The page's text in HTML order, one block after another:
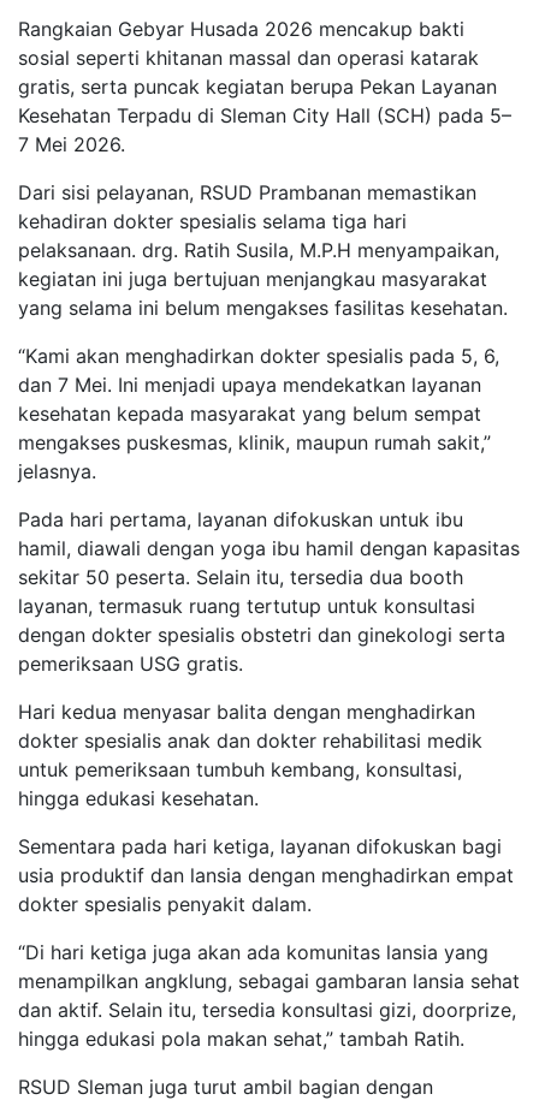
Rangkaian Gebyar Husada 2026 mencakup bakti
sosial seperti khitanan massal dan operasi katarak
gratis, serta puncak kegiatan berupa Pekan Layanan
Kesehatan Terpadu di Sleman City Hall (SCH) pada 5–
7 Mei 2026.
Dari sisi pelayanan, RSUD Prambanan memastikan
kehadiran dokter spesialis selama tiga hari
pelaksanaan. drg. Ratih Susila, M.P.H menyampaikan,
kegiatan ini juga bertujuan menjangkau masyarakat
yang selama ini belum mengakses fasilitas kesehatan.
“Kami akan menghadirkan dokter spesialis pada 5, 6,
dan 7 Mei. Ini menjadi upaya mendekatkan layanan
kesehatan kepada masyarakat yang belum sempat
mengakses puskesmas, klinik, maupun rumah sakit,”
jelasnya.
Pada hari pertama, layanan difokuskan untuk ibu
hamil, diawali dengan yoga ibu hamil dengan kapasitas
sekitar 50 peserta. Selain itu, tersedia dua booth
layanan, termasuk ruang tertutup untuk konsultasi
dengan dokter spesialis obstetri dan ginekologi serta
pemeriksaan USG gratis.
Hari kedua menyasar balita dengan menghadirkan
dokter spesialis anak dan dokter rehabilitasi medik
untuk pemeriksaan tumbuh kembang, konsultasi,
hingga edukasi kesehatan.
Sementara pada hari ketiga, layanan difokuskan bagi
usia produktif dan lansia dengan menghadirkan empat
dokter spesialis penyakit dalam.
“Di hari ketiga juga akan ada komunitas lansia yang
menampilkan angklung, sebagai gambaran lansia sehat
dan aktif. Selain itu, tersedia konsultasi gizi, doorprize,
hingga edukasi pola makan sehat,” tambah Ratih.
RSUD Sleman juga turut ambil bagian dengan